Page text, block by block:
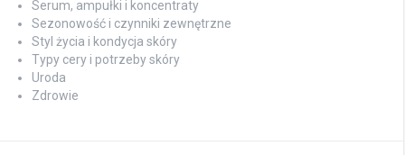
Serum, ampułki i koncentraty
Sezonowość i czynniki zewnętrzne
Styl życia i kondycja skóry
Typy cery i potrzeby skóry
Uroda
Zdrowie